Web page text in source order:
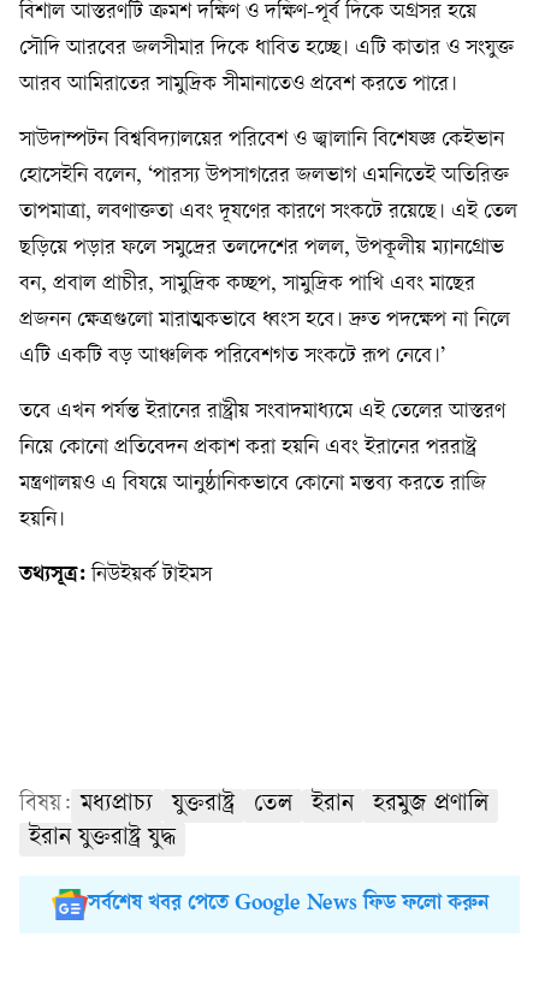
বিশাল আস্তরণটি ক্রমশ দক্ষিণ ও দক্ষিণ-পূর্ব দিকে অগ্রসর হয়ে
সৌদি আরবের জলসীমার দিকে ধাবিত হচ্ছে। এটি কাতার ও সংযুক্ত
আরব আমিরাতের সামুদ্রিক সীমানাতেও প্রবেশ করতে পারে।
সাউদাম্পটন বিশ্ববিদ্যালয়ের পরিবেশ ও জ্বালানি বিশেষজ্ঞ কেইভান
হোসেইনি বলেন, ‘পারস্য উপসাগরের জলভাগ এমনিতেই অতিরিক্ত
তাপমাত্রা, লবণাক্ততা এবং দূষণের কারণে সংকটে রয়েছে। এই তেল
ছড়িয়ে পড়ার ফলে সমুদ্রের তলদেশের পলল, উপকূলীয় ম্যানগ্রোভ
বন, প্রবাল প্রাচীর, সামুদ্রিক কচ্ছপ, সামুদ্রিক পাখি এবং মাছের
প্রজনন ক্ষেত্রগুলো মারাত্মকভাবে ধ্বংস হবে। দ্রুত পদক্ষেপ না নিলে
এটি একটি বড় আঞ্চলিক পরিবেশগত সংকটে রূপ নেবে।’
তবে এখন পর্যন্ত ইরানের রাষ্ট্রীয় সংবাদমাধ্যমে এই তেলের আস্তরণ
নিয়ে কোনো প্রতিবেদন প্রকাশ করা হয়নি এবং ইরানের পররাষ্ট্র
মন্ত্রণালয়ও এ বিষয়ে আনুষ্ঠানিকভাবে কোনো মন্তব্য করতে রাজি
হয়নি।
তথ্যসূত্র:নিউইয়র্ক টাইমস
বিষয়: মধ্যপ্রাচ্য যুক্তরাষ্ট্র তেল ইরান
হরমুজ প্রণালি
ইরান যুক্তরাষ্ট্র যুদ্ধ
সর্বশেষ খবর পেতে Google News ফিড ফলো করুন